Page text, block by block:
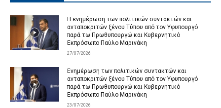
Η ενημέρωση των πολιτικών συντακτών και
ανταποκριτών ξένου Τύπου από τον Υφυπουργό
παρά τω Πρωθυπουργώ και Κυβερνητικό
Εκπρόσωπο Παύλο Μαρινάκη
27/07/2026
Ενημέρωση των πολιτικών συντακτών και
ανταποκριτών ξένου Τύπου από τον Υφυπουργό
παρά τω Πρωθυπουργώ και Κυβερνητικό
Εκπρόσωπο Παύλο Μαρινάκη
23/07/2026